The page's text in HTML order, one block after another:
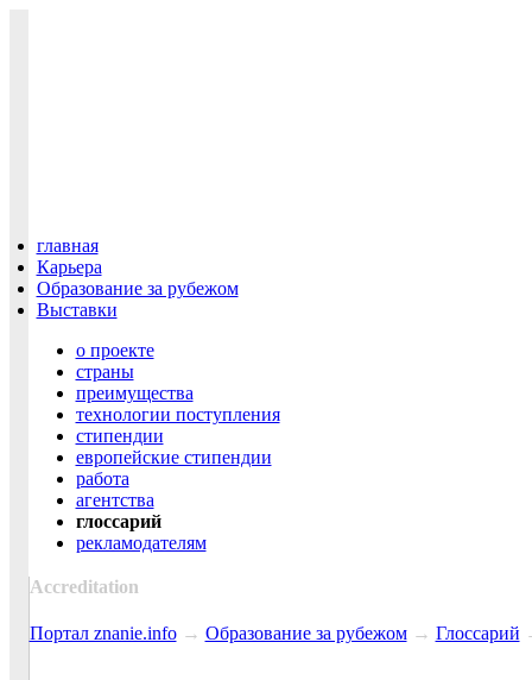
главная
Карьера
Образование за рубежом
Выставки
о проекте
cтраны
преимущества
технологии поступления
cтипендии
европейские стипендии
работа
агентства
глоссарий
рекламодателям
Accreditation
Портал znanie.info→ Образование за рубежом→ Глоссарий